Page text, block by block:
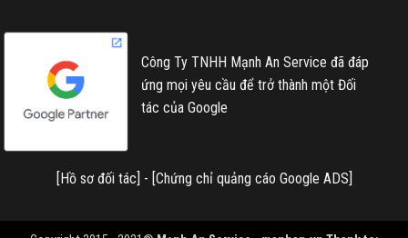
Công Ty TNHH Mạnh An Service đã đáp
ứng mọi yêu cầu để trở thành một Đối
tác của Google
[Hồ sơ đối tác] - [Chứng chỉ quảng cáo Google ADS]